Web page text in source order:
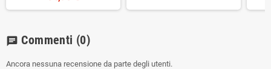
chat Commenti (0)
Ancora nessuna recensione da parte degli utenti.